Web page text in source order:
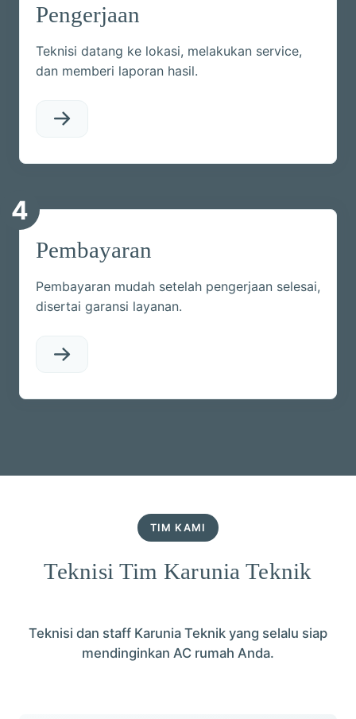
Pengerjaan
Teknisi datang ke lokasi, melakukan service,
dan memberi laporan hasil.
4
Pembayaran
Pembayaran mudah setelah pengerjaan selesai,
disertai garansi layanan.
TIM KAMI
Teknisi Tim Karunia Teknik
Teknisi dan staff Karunia Teknik yang selalu siap
mendinginkan AC rumah Anda.